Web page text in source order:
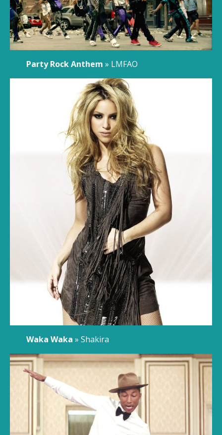
Party Rock Anthem » LMFAO
Waka Waka » Shakira